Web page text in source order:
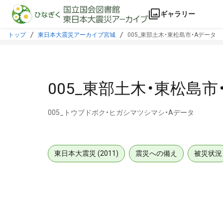
本文に飛ぶ
ギャラリー
トップ 東日本大震災アーカイブ宮城 005_東部土木・東松島市・Aデータ
005_東部土木・東松島市
005_トウブドボク・ヒガシマツシマシ・Aデータ
東日本大震災 (2011) 震災への備え 被災状況